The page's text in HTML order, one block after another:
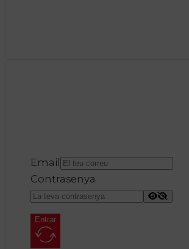
Email
Contrasenya
Entrar